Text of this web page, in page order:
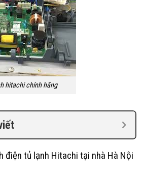
hitachi chính hãng
điện tủ lạnh Hitachi tại nhà Hà Nội